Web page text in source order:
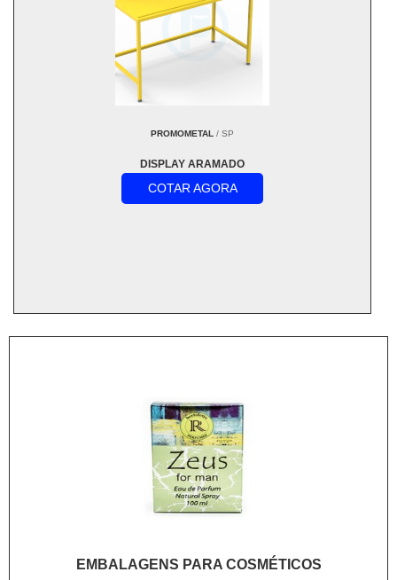
PROMOMETAL / SP
DISPLAY ARAMADO
COTAR AGORA
EMBALAGENS PARA COSMÉTICOS